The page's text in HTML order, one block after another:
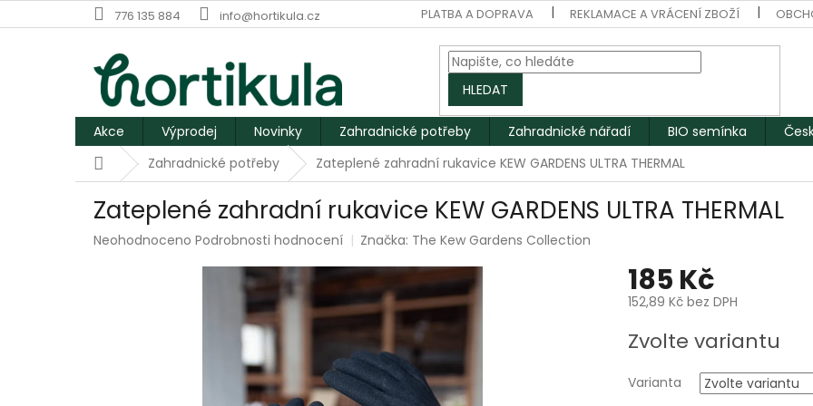
na
776 135 884 info@hortikula.cz PLATBA A DOPRAVA REKLAMACE A VRÁCENÍ ZBOŽÍ
HLEDAT
Akce Výprodej Novinky Zahradnické potřeby Zahradnické nářadí BIO semínka
DomůZahradnické potřeby Zateplené zahradní rukavice KEW GARDENS ULTRA THERMAL
Zateplené zahradní rukavice KEW GARDENS ULTRA THERMAL
Průměrné
Neohodnoceno Podrobnosti hodnocení Značka: The Kew Gardens Collection
185 Kč
152,89 Kč bez DPH
cena:
Zvolte variantu
Varianta